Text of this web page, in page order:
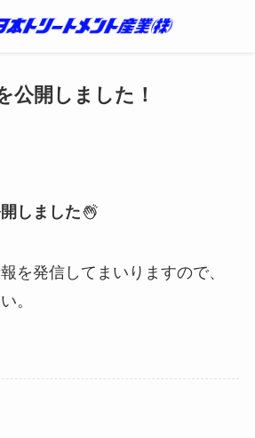
公開しました！
しました
を発信してまいりますので、
。